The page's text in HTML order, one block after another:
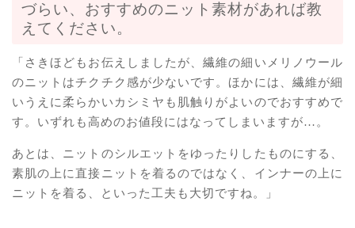
づらい、おすすめのニット素材があれば教
えてください。
「さきほどもお伝えしましたが、繊維の細いメリノウール
のニットはチクチク感が少ないです。ほかには、繊維が細
いうえに柔らかいカシミヤも肌触りがよいのでおすすめで
す。いずれも高めのお値段にはなってしまいますが…。
あとは、ニットのシルエットをゆったりしたものにする、
素肌の上に直接ニットを着るのではなく、インナーの上に
ニットを着る、といった工夫も大切ですね。」